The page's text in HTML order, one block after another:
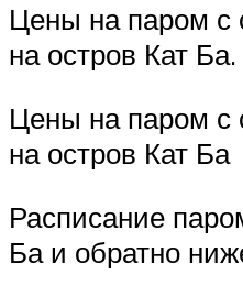
Цены на паром с
на остров Кат Ба.
Цены на паром с
на остров Кат Ба
Расписание
Ба и обратно